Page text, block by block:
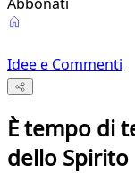
Idee e Commenti
È tempo di
dello Spirito